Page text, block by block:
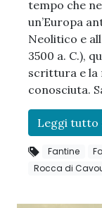
tempo che
un’Europa
Neolitico e
3500 a. C.),
scrittura e la
conosciuta.
Leggi tutto
Fantine
Rocca di